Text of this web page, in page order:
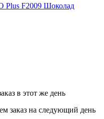
Plus F2009 Шоколад
в этот же день
заказ на следующий день